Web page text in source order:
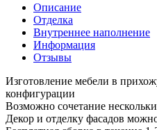
Описание
Отделка
Внутреннее наполнение
Информация
Отзывы
Изготовление мебели в
конфигурации
Возможно сочетание
Декор и отделку фасадов